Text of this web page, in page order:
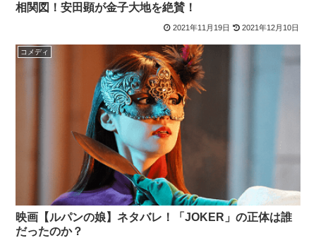
相関図！安田顕が金子大地を絶賛！
2021年11月19日 2021年12月10日
コメディ
映画【ルパンの娘】ネタバレ！「JOKER」の正体は誰
だったのか？